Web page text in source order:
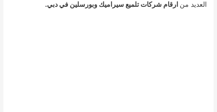
العديد من ارقام شركات تلميع سيراميك وبورسلين في دبي.